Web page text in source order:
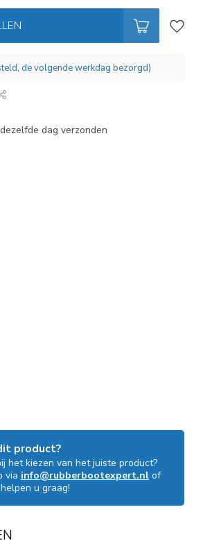
de volgende werkdag bezorgd)
dezelfde dag verzonden
product?
het kiezen van het juiste product?
via info@rubberbootexpert.nl of
u graag!